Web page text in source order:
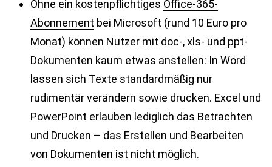
Ohne ein kostenpflichtiges Office-365-
Abonnement bei Microsoft (rund 10 Euro pro
Monat) können Nutzer mit doc-, xls- und ppt-
Dokumenten kaum etwas anstellen: In Word
lassen sich Texte standardmäßig nur
rudimentär verändern sowie drucken. Excel und
PowerPoint erlauben lediglich das Betrachten
und Drucken – das Erstellen und Bearbeiten
von Dokumenten ist nicht möglich.